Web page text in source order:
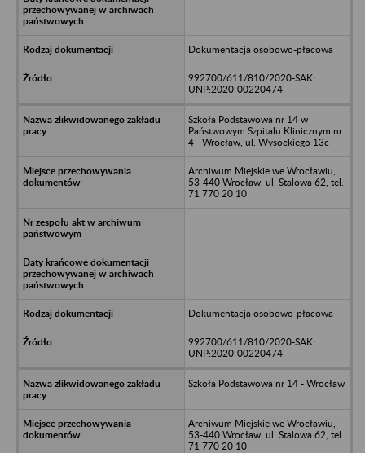
Dokumentacja osobowo-płacowa
992700/611/810/2020-SAK;
UNP:2020-00220474
Szkoła Podstawowa nr 14 w
Państwowym Szpitalu Klinicznym nr
4 - Wrocław, ul. Wysockiego 13c
Archiwum Miejskie we Wrocławiu,
53-440 Wrocław, ul. Stalowa 62, tel.
71 770 20 10
Dokumentacja osobowo-płacowa
992700/611/810/2020-SAK;
UNP:2020-00220474
Szkoła Podstawowa nr 14 - Wrocław
Archiwum Miejskie we Wrocławiu,
53-440 Wrocław, ul. Stalowa 62, tel.
71 770 20 10